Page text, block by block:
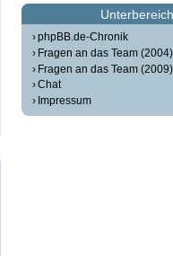
phpBB.de-Chronik
Fragen an das Team (2004)
Fragen an das Team (2009)
Chat
Impressum